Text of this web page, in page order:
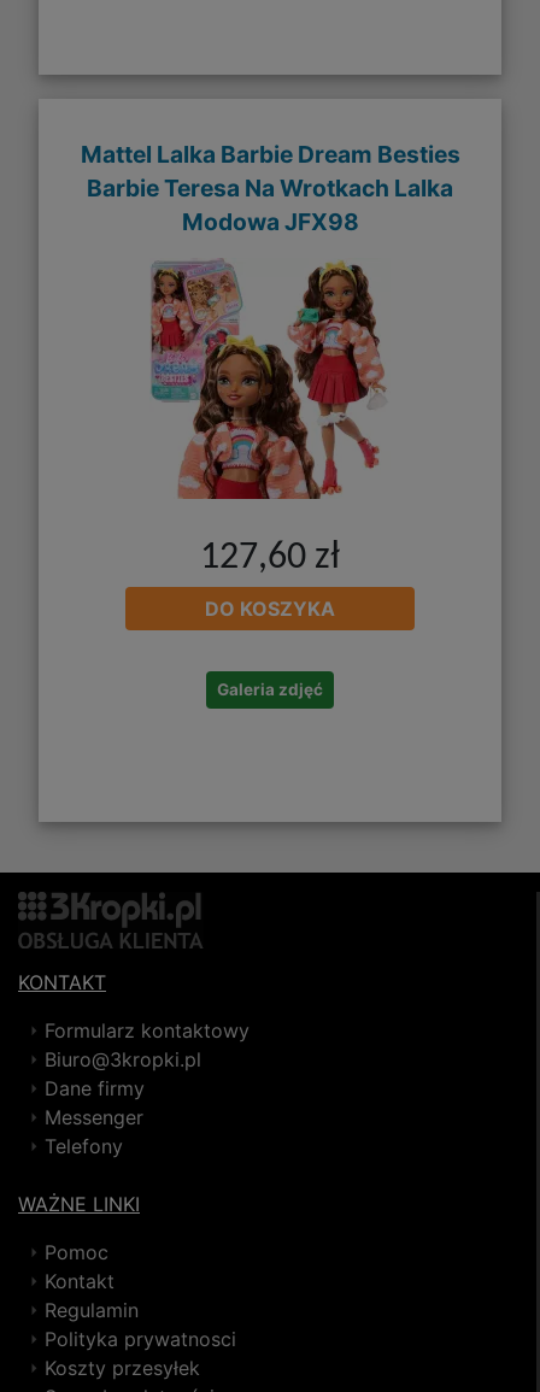
Mattel Lalka Barbie Dream Besties
Barbie Teresa Na Wrotkach Lalka
Modowa JFX98
127,60 zł
DO KOSZYKA
Galeria zdjęć
KONTAKT
Formularz kontaktowy
Biuro@3kropki.pl
Dane firmy
Messenger
Telefony
WAŻNE LINKI
Pomoc
Kontakt
Regulamin
Polityka prywatnosci
Koszty przesyłek